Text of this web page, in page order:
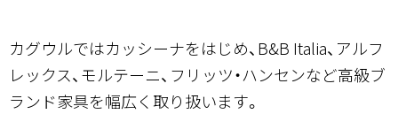
カグウルではカッシーナをはじめ、B&B Italia、アルフ
レックス、モルテーニ、フリッツ・ハンセンなど高級ブ
ランド家具を幅広く取り扱います。